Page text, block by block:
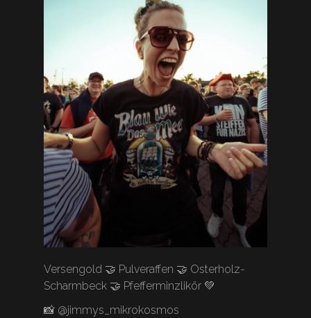
Versengold 🤝 Pulveraffen 🤝 Osterholz-
Scharmbeck 🤝 Pfefferminzlikör 💚
📸 @jimmys_mikrokosmos